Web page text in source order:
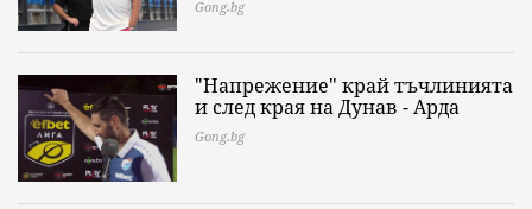
Gong.bg
"Напрежение" край тъчлинията
и след края на Дунав - Арда
Gong.bg